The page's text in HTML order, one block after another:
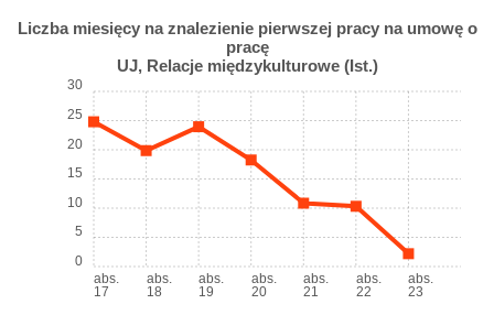
Liczba miesięcy na znalezienie pierwszej pracy na umowę o
pracę
UJ, Relacje międzykulturowe (Ist.)
abs.
17
abs.
18
abs.
19
abs.
20
abs.
21
abs.
22
abs.
23
0
5
10
15
20
25
30